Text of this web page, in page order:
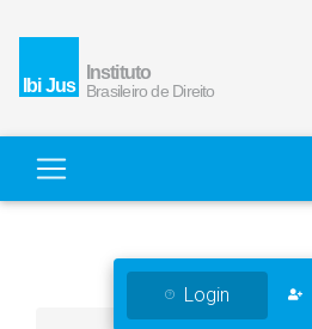
Login